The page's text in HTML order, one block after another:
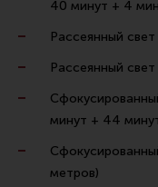
40 минут + 4
Рассеянный
Рассеянный
минут + 44
метров)